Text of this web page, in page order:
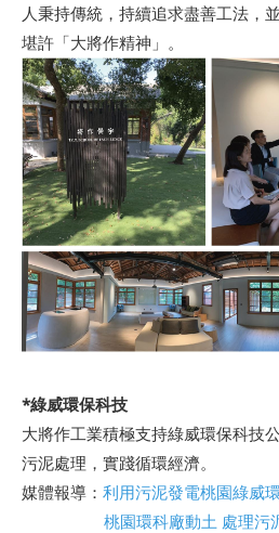
人秉持傳統，持續追求盡善工法，
堪許「大將作精神」。
*綠威環保科技
大將作工業積極支持綠威環保科技
污泥處理，實踐循環經濟。
媒體報導： 利用污泥發電桃園綠威
桃園環科廠動土 處理污